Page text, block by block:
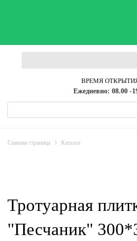
ВРЕМЯ
Ежедневно: 08.00 -
Главная страница Каталог
Тротуарная
"Песчаник"